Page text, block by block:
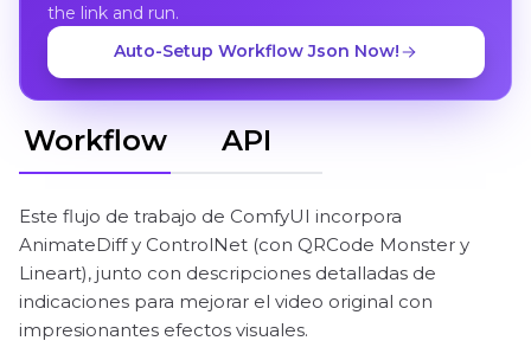
the link and run.
Auto-Setup Workflow Json Now!
Workflow API
Este flujo de trabajo de ComfyUI incorpora
AnimateDiff y ControlNet (con QRCode Monster y
Lineart), junto con descripciones detalladas de
indicaciones para mejorar el video original con
impresionantes efectos visuales.